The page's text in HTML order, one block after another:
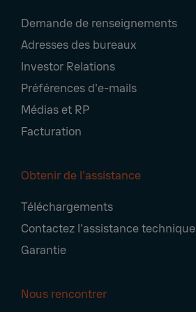
Navigation
Demande de renseignements
Adresses des bureaux
Investor Relations
Préférences d'e-mails
Médias et RP
Facturation
Obtenir de l'assistance
Téléchargements
Contactez l'assistance technique
Garantie
Nous rencontrer